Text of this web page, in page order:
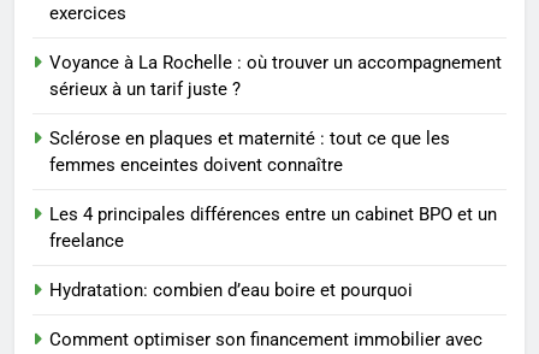
2
entreprise solide
ENTREPRISE
3
substituts de repas : guide et
conseils pratiques
BIEN ÊTRE
exercices
Voyance à La Rochelle : où trouver un accompagnement
sérieux à un tarif juste ?
Sclérose en plaques et maternité : tout ce que les
femmes enceintes doivent connaître
Les 4 principales différences entre un cabinet BPO et un
freelance
Hydratation: combien d’eau boire et pourquoi
Comment optimiser son financement immobilier avec